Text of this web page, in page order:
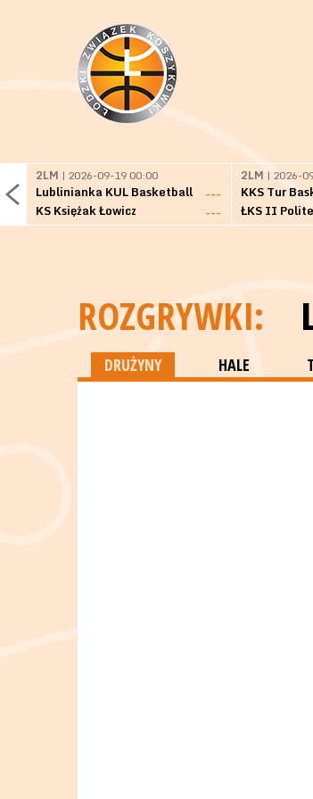
2LM | 2026-09-19 00:00
Lublinianka KUL Basketball
---
KS Księżak Łowicz
---
2LM | 2026-
ŁKS II
ROZGRYWKI:
DRUŻYNY HALE